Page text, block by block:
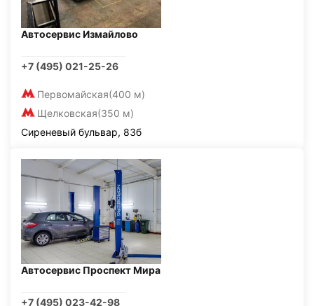
Автосервис Измайлово
+7 (495) 021-25-26
Первомайская(400 м)
Щелковская(350 м)
Сиреневый бульвар, 83б
Автосервис Проспект Мира
+7 (495) 023-42-98